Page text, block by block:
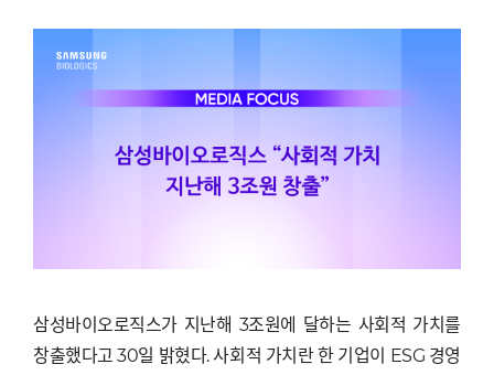
삼성바이오로직스가 지난해 3조원에 달하는 사회적 가치를
창출했다고 30일 밝혔다. 사회적 가치란 한 기업이 ESG 경영